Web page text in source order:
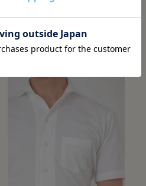
ホリゾンタルカラー・カッタウェイ
（0）
税込